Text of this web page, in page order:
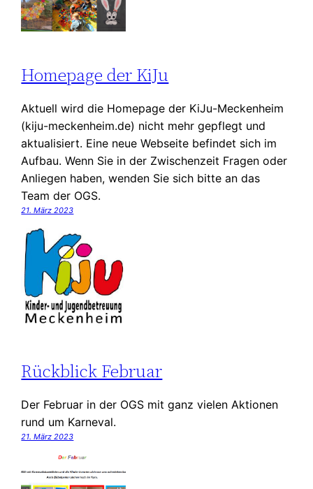
Homepage der KiJu
Aktuell wird die Homepage der KiJu-Meckenheim
(kiju-meckenheim.de) nicht mehr gepflegt und
aktualisiert. Eine neue Webseite befindet sich im
Aufbau. Wenn Sie in der Zwischenzeit Fragen oder
Anliegen haben, wenden Sie sich bitte an das
Team der OGS.
21. März 2023
Rückblick Februar
Der Februar in der OGS mit ganz vielen Aktionen
rund um Karneval.
21. März 2023